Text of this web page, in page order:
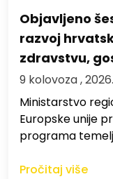
Objavljeno
razvoj
zdravstvu,
9 kolovoza , 2026.
Ministarstvo
Europske unije
programa
Pročitaj više